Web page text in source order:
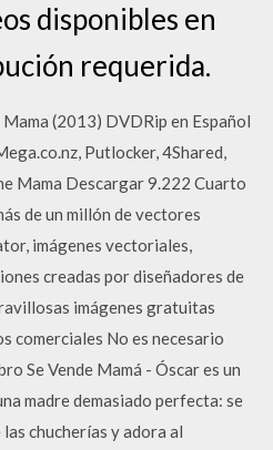
disponibles en
requerida.
(2013) DVDRip en Español
Putlocker, 4Shared,
Mama Descargar 9.222 Cuarto
de un millón de vectores
imágenes vectoriales,
creadas por diseñadores de
imágenes gratuitas
comerciales No es necesario
Se Vende Mamá - Óscar es un
madre demasiado perfecta: se
chucherías y adora al